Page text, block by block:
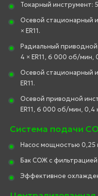
Токарный инструмент:
Осевой стационарный
× ER11.
Радиальный
4 × ER11, 6 000 об/мин,
Осевой стационарный
ER11.
Осевой приводной
ER11, 6 000 об/мин, 0,4
Система подачи
Насос мощностью 0,25
Бак СОЖ с
Эффективное